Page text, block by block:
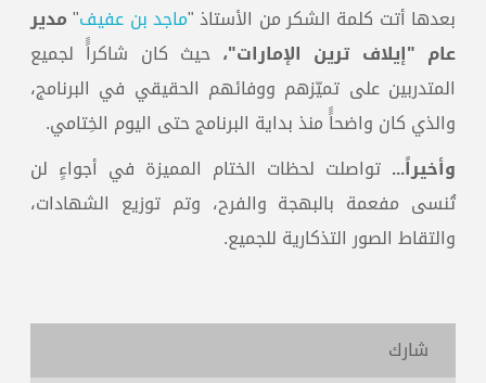
بعدها أتت كلمة الشكر من الأستاذ "ماجد بن عفيف"مدير
عام "إيلاف ترين الإمارات"، حيث كان شاكراًً لجميع
المتدربين على تميّزهم ووفائهم الحقيقي في البرنامج،
والذي كان واضحاًً منذ بداية البرنامج حتى اليوم الخِتامي.
وأخيراً... تواصلت لحظات الختام المميزة في أجواءٍ لن
تُنسى مفعمة بالبهجة والفرح، وتم توزيع الشهادات،
والتقاط الصور التذكارية للجميع.
شارك